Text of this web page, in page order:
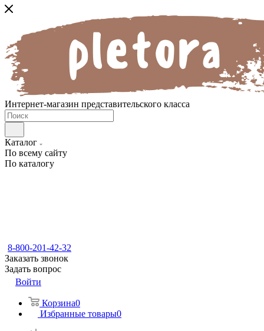
Интернет-магазин представительского класса
Каталог
По всему сайту
По каталогу
8-800-201-42-32
Заказать звонок
Задать вопрос
Войти
Корзина0
Избранные товары0